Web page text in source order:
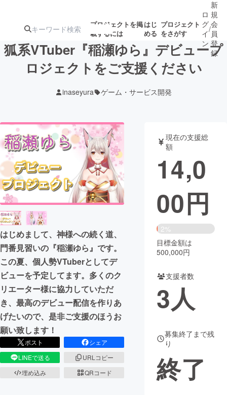
プロジェクトを掲
載するには
はじ
める
プロジェクト
をさがす
ターン
ジェクト
ロジェクト
アート・写真 音楽
テクノロジー・ガジェット ゲーム・
映像・映画 書籍・雑誌
チャレンジ
まちづくり・地域活性化
CAMPFIRE for Social Good
CAMPFIRE Creation
CAMPFIREふるさと納税
コミュニティ
ロ
グ
イ
ン
/
新
規
会
員
登
録
狐系VTuber『稲瀬ゆら』デビュープ
ロジェクトをご支援ください
inaseyura ゲーム・サービス開発
はじめまして、神様への続く道、
門番見習いの『稲瀬ゆら』です。
この夏、個人勢VTuberとしてデ
ビューを予定してます。多くのク
リエーター様に協力していただ
き、最高のデビュー配信を作りあ
げたいので、是非ご支援のほうお
願い致します！
ポスト
シェア
LINEで送る
URLコピー
埋め込み
QRコード
現在の支援総
額
14,0
00円
2%
目標金額は
500,000円
支援者数
3人
募集終了まで残
り
終了